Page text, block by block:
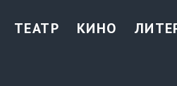
ТЕАТР КИНО